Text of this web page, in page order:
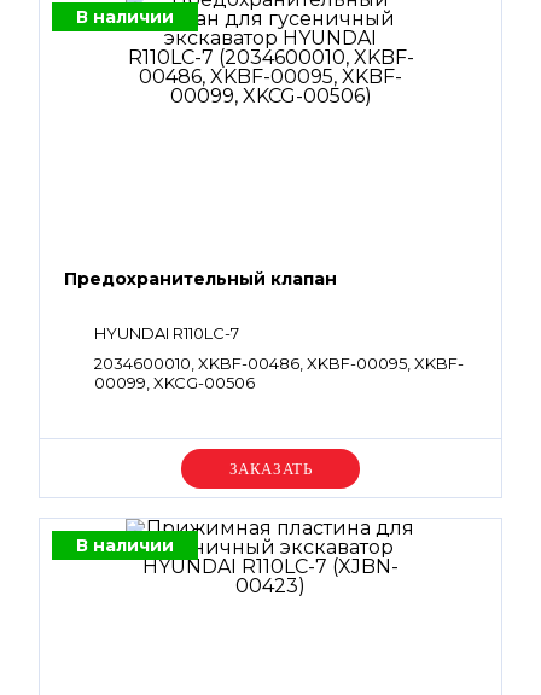
В наличии
Предохранительный клапан
HYUNDAI R110LC-7
2034600010, XKBF-00486, XKBF-00095, XKBF-
00099, XKCG-00506
Уточняйте цену
В наличии